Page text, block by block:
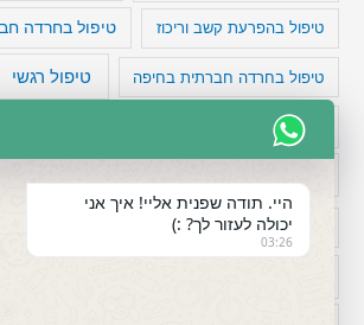
טיפול בהפרעת קשב וריכוז טיפול בחרדה
טיפול בחרדה חברתית בחיפה טיפול רגשי
טיפול תרופתי להפרעת קשב טעויות
מפורסמים עם הפרעת קשב
קומורבידיות
היי. תודה שפנית אליי! איך אני
יכולה לעזור לך? :)
03:26